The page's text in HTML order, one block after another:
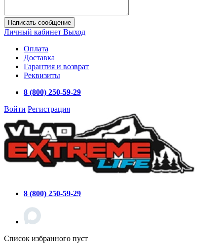
Написать сообщение
Личный кабинет Выход
Оплата
Доставка
Гарантия и возврат
Реквизиты
8 (800) 250-59-29
Войти Регистрация
8 (800) 250-59-29
Список избранного пуст